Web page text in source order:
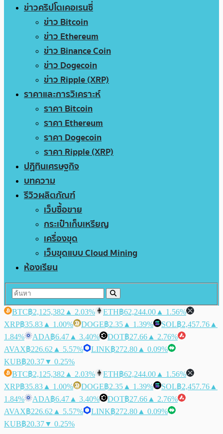
ข่าวคริปโตเคอเรนซี่
ข่าว Bitcoin
ข่าว Ethereum
ข่าว Binance Coin
ข่าว Dogecoin
ข่าว Ripple (XRP)
ราคาและการวิเคราะห์
ราคา Bitcoin
ราคา Ethereum
ราคา Dogecoin
ราคา Ripple (XRP)
ปฏิทินเศรษฐกิจ
บทความ
รีวิวผลิตภัณฑ์
เว็บซื้อขาย
กระเป๋าเก็บเหรียญ
เครื่องขุด
เว็บขุดแบบ Cloud Mining
ห้องเรียน
BTC฿2,125,382 ▲ 2.03% ETH฿62,244.00 ▲ 1.56%
XRP฿35.83 ▲ 1.00% DOGE฿2.35 ▲ 1.39% SOL฿2,457.76 ▲
1.84%
ADA฿6.47 ▲ 3.40% DOT฿27.66 ▲ 2.76%
AVAX฿226.62 ▲ 5.57% LINK฿272.80 ▲ 0.09%
KUB฿20.37▼ 0.25%
BTC฿2,125,382 ▲ 2.03% ETH฿62,244.00 ▲ 1.56%
XRP฿35.83 ▲ 1.00% DOGE฿2.35 ▲ 1.39% SOL฿2,457.76 ▲
1.84%
ADA฿6.47 ▲ 3.40% DOT฿27.66 ▲ 2.76%
AVAX฿226.62 ▲ 5.57% LINK฿272.80 ▲ 0.09%
KUB฿20.37▼ 0.25%